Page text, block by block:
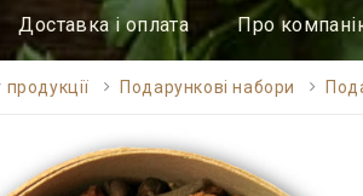
Доставка і оплата Про
продукції Подарункові набори